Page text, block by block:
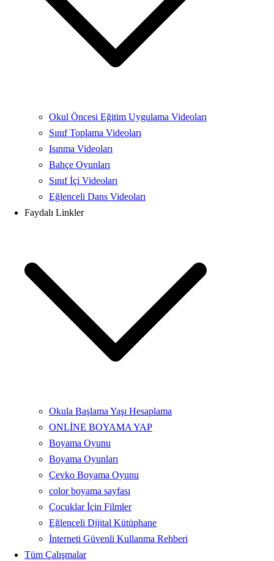
Okul Öncesi Eğitim Uygulama Videoları
Sınıf Toplama Videoları
Isınma Videoları
Bahçe Oyunları
Sınıf İçi Videoları
Eğlenceli Dans Videoları
Faydalı Linkler
Okula Başlama Yaşı Hesaplama
ONLİNE BOYAMA YAP
Boyama Oyunu
Boyama Oyunları
Çevko Boyama Oyunu
color boyama sayfası
Çocuklar İçin Filmler
Eğlenceli Dijital Kütüphane
İnterneti Güvenli Kullanma Rehberi
Tüm Çalışmalar